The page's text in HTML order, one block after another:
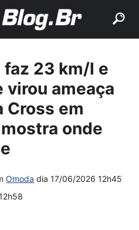
faz 23 km/l e
virou ameaça
Cross em
onde
Omoda dia17/06/2026 12h45